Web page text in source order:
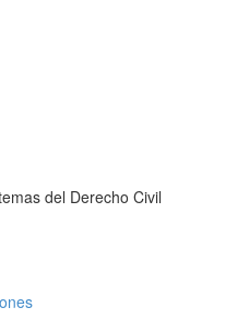
del Derecho Civil